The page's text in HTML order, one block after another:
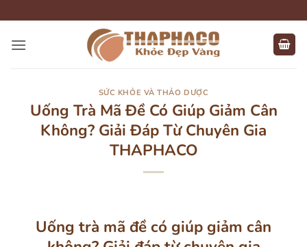
qua
nội
SỨC KHỎE VÀ THẢO DƯỢC
Uống Trà Mã Đề Có Giúp Giảm Cân
Không? Giải Đáp Từ Chuyên Gia
THAPHACO
Uống trà mã đề có giúp giảm cân